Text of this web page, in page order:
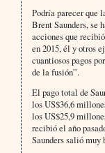
Podría parecer que
Brent Saunders, se
acciones que
en 2015, él y otros
cuantiosos pagos
de la fusión”.
El pago total de
los US$36,6
los US$25,9
recibió el año
Saunders salió muy